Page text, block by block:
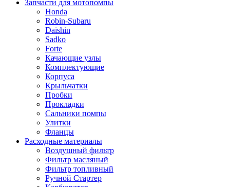
Запчасти для мотопомпы
Honda
Robin-Subaru
Daishin
Sadko
Forte
Качающие узлы
Комплектующие
Корпуса
Крыльчатки
Пробки
Прокладки
Сальники помпы
Улитки
Фланцы
Расходные материалы
Воздушный фильтр
Фильтр масляный
Фильтр топливный
Ручной Стартер